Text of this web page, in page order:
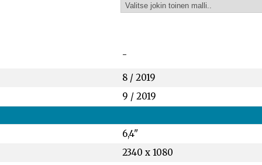
-
8 / 2019
9 / 2019
6,4"
2340 x 1080